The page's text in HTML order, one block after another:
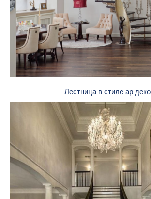
Лестница в стиле ар деко